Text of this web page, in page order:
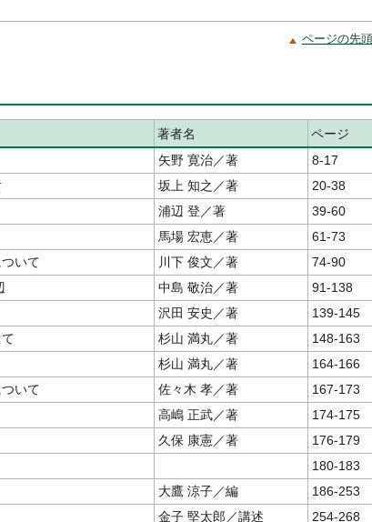
ページの先
著者名
ページ
矢野 寛治／著
8-17
坂上 知之／著
20-38
浦辺 登／著
39-60
馬場 宏恵／著
61-73
いて
川下 俊文／著
74-90
中島 敬治／著
91-138
沢田 安史／著
139-145
杉山 満丸／著
148-163
杉山 満丸／著
164-166
いて
佐々木 孝／著
167-173
高嶋 正武／著
174-175
久保 康憲／著
176-179
180-183
大鷹 涼子／編
186-253
金子 堅太郎／講述 254-268